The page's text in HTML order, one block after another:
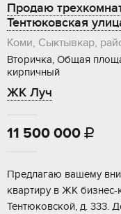
Продаю
Тентюковская
Коми, Сыктывкар,
Вторичка, Общая
кирпичный
ЖК Луч
11 500 000 
Предлагаю вашему
квартиру в ЖК бизнес-
Тентюковской, д. 333.